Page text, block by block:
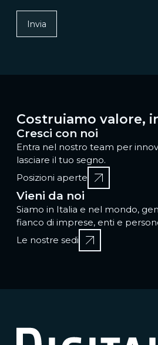
Costruiamo valore,
Cresci con noi
Entra nel nostro team per
lasciare il tuo segno.
Posizioni aperte
Vieni da noi
Siamo in Italia e nel mondo,
fianco di imprese, enti e
Le nostre sedi